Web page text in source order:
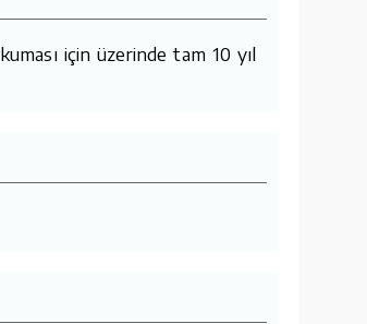
için üzerinde tam 10 yıl